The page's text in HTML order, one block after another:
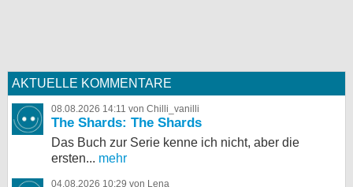
AKTUELLE KOMMENTARE
08.08.2026 14:11 von Chilli_vanilli
The Shards: The Shards
Das Buch zur Serie kenne ich nicht, aber die
ersten... mehr
04.08.2026 10:29 von Lena